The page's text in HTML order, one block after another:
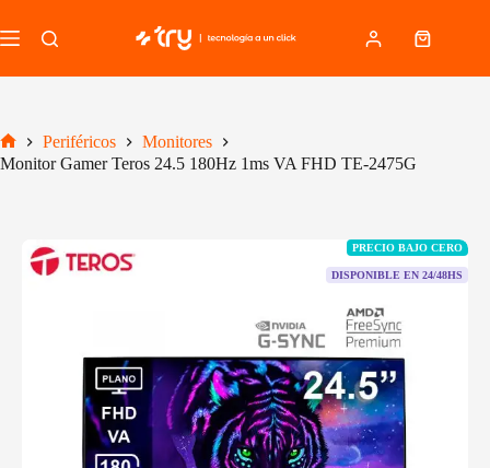
al
contenido
Carro
Inicio
Periféricos
Monitores
Monitor Gamer Teros 24.5 180Hz 1ms VA FHD TE-2475G
PRECIO BAJO CERO
DISPONIBLE EN 24/48HS